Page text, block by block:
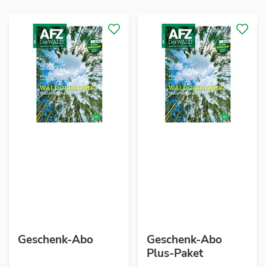
Geschenk-Abo
Geschenk-Abo
Plus-Paket